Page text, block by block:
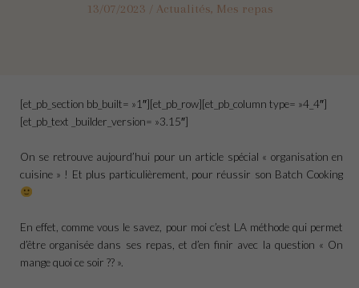
13/07/2023 / Actualités, Mes repas
[et_pb_section bb_built= »1″][et_pb_row][et_pb_column type= »4_4″]
[et_pb_text _builder_version= »3.15″]
On se retrouve aujourd’hui pour un article spécial « organisation en
cuisine » ! Et plus particulièrement, pour réussir son Batch Cooking
En effet, comme vous le savez, pour moi c’est LA méthode qui permet
d’être organisée dans ses repas, et d’en finir avec la question « On
mange quoi ce soir ?? ».